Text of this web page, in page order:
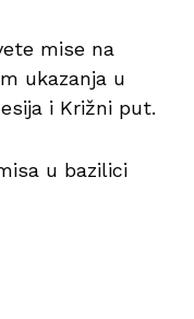
mise na
ukazanja u
i Križni put.
u bazilici